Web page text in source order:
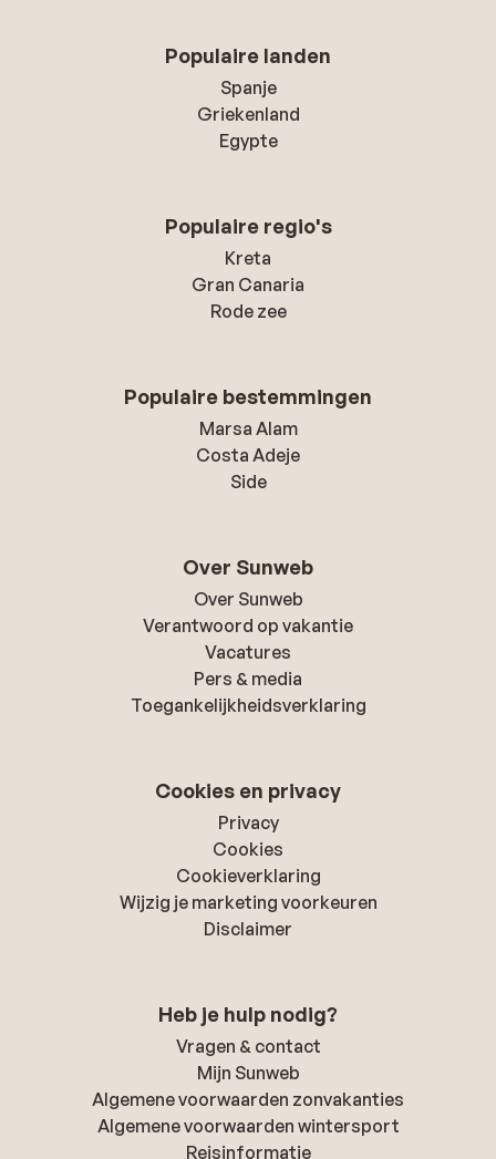
Populaire landen
Spanje
Griekenland
Egypte
Populaire regio's
Kreta
Gran Canaria
Rode zee
Populaire bestemmingen
Marsa Alam
Costa Adeje
Side
Over Sunweb
Over Sunweb
Verantwoord op vakantie
Vacatures
Pers & media
Toegankelijkheidsverklaring
Cookies en privacy
Privacy
Cookies
Cookieverklaring
Wijzig je marketing voorkeuren
Disclaimer
Heb je hulp nodig?
Vragen & contact
Mijn Sunweb
Algemene voorwaarden zonvakanties
Algemene voorwaarden wintersport
Reisinformatie